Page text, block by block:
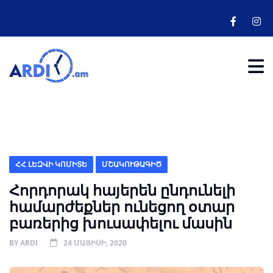
ՀՀ ԼԵԶՎԻ ԿՈՄԻՏԵ ՄՇԱԿՈՒԹԱԳԻԾ
Հորդորակ հայերեն ընդունելի
համարժեքներ ունեցող օտար
բառերից խուսափելու մասին
BYARDI 24 ՄԱՅԻՍԻ, 2020